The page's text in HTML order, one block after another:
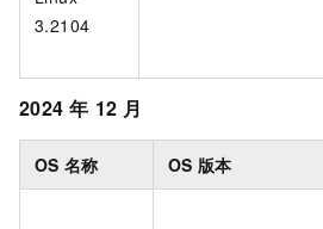
3.2104
2024 年 12 月
OS 名称 OS 版本